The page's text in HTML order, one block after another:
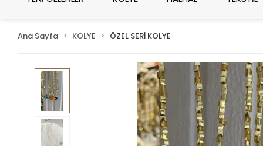
Ana Sayfa KOLYE ÖZEL SERİ KOLYE